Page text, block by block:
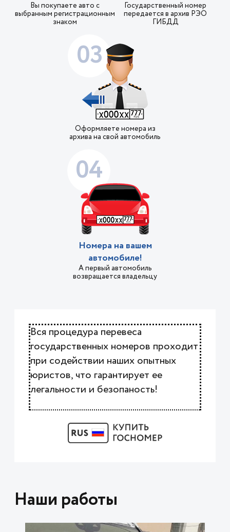
Вы покупаете авто с
выбранным регистрационным
знаком
Государственный номер
передается в архив РЭО
ГИБДД
03
Оформляете номера из
архива на свой автомобиль
04
Номера на вашем
автомобиле!
А первый автомобиль
возвращается владельцу
Вся процедура перевеса
государственных номеров проходит
при содействии наших опытных
юристов, что гарантирует ее
легальности и безопаность!
Наши работы